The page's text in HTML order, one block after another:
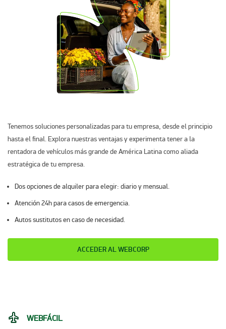
Tenemos soluciones personalizadas para tu empresa, desde el principio
hasta el final. Explora nuestras ventajas y experimenta tener a la
rentadora de vehículos más grande de América Latina como aliada
estratégica de tu empresa.
Dos opciones de alquiler para elegir: diario y mensual.​
Atención 24h para casos de emergencia.​
Autos sustitutos en caso de necesidad.
ACCEDER AL WEBCORP
WEBFÁCIL